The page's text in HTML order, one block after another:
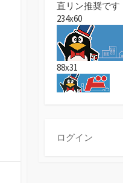
直リン推奨です
234x60
88x31
ログイン